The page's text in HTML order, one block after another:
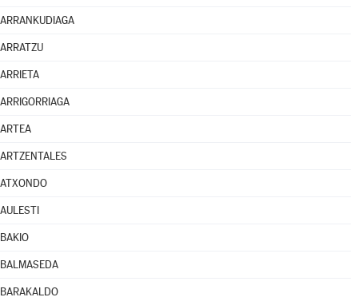
ARRANKUDIAGA
ARRATZU
ARRIETA
ARRIGORRIAGA
ARTEA
ARTZENTALES
ATXONDO
AULESTI
BAKIO
BALMASEDA
BARAKALDO